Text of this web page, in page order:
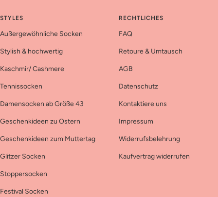
STYLES
Außergewöhnliche Socken
Stylish & hochwertig
Kaschmir/ Cashmere
Tennissocken
Damensocken ab Größe 43
Geschenkideen zu Ostern
Geschenkideen zum Muttertag
Glitzer Socken
Stoppersocken
Festival Socken
RECHTLICHES
FAQ
Retoure & Umtausch
AGB
Datenschutz
Kontaktiere uns
Impressum
Widerrufsbelehrung
Kaufvertrag widerrufen